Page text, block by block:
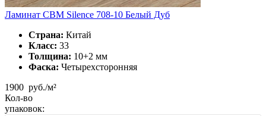
Ламинат CBM Silence 708-10 Белый Дуб
Страна: Китай
Класс: 33
Толщина: 10+2 мм
Фаска: Четырехсторонняя
1900 руб./м²
Кол-во
упаковок: